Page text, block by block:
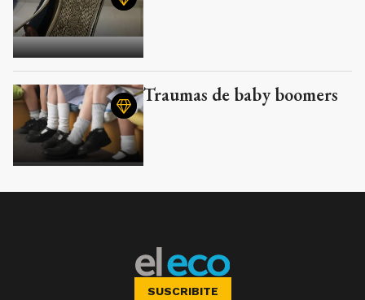
Traumas de baby boomers
SUSCRIBITE